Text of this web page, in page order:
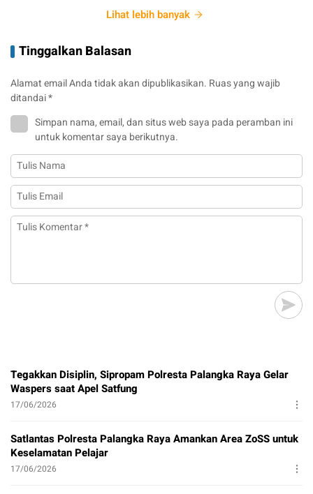
Lihat lebih banyak
Tinggalkan Balasan
Alamat email Anda tidak akan dipublikasikan. Ruas yang wajib
ditandai*
Simpan nama, email, dan situs web saya pada peramban ini
untuk komentar saya berikutnya.
Tegakkan Disiplin, Sipropam Polresta Palangka Raya Gelar
Waspers saat Apel Satfung
17/06/2026
Satlantas Polresta Palangka Raya Amankan Area ZoSS untuk
Keselamatan Pelajar
17/06/2026